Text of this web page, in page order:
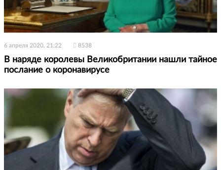
6 апреля 2020, 21:22 8538
В наряде королевы Великобритании нашли тайное
послание о коронавирусе